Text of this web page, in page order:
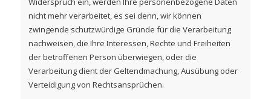
nicht mehr verarbeitet, es sei denn, wir können
zwingende schutzwürdige Gründe für die Verarbeitung
nachweisen, die Ihre Interessen, Rechte und Freiheiten
der betroffenen Person überwiegen, oder die
Verarbeitung dient der Geltendmachung, Ausübung oder
Verteidigung von Rechtsansprüchen.